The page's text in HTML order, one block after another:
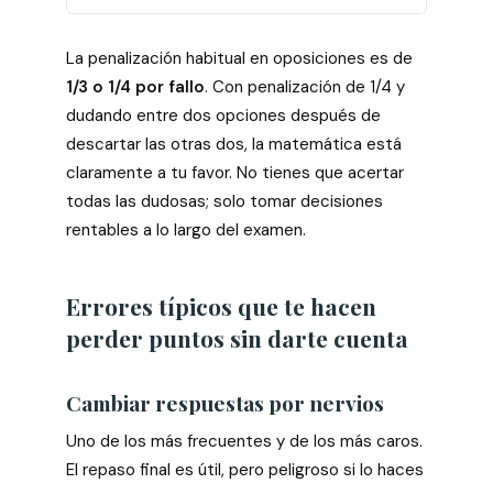
La penalización habitual en oposiciones es de
1/3 o 1/4 por fallo. Con penalización de 1/4 y
dudando entre dos opciones después de
descartar las otras dos, la matemática está
claramente a tu favor. No tienes que acertar
todas las dudosas; solo tomar decisiones
rentables a lo largo del examen.
Errores típicos que te hacen
perder puntos sin darte cuenta
Cambiar respuestas por nervios
Uno de los más frecuentes y de los más caros.
El repaso final es útil, pero peligroso si lo haces